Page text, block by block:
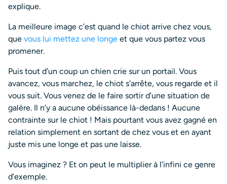
explique.
La meilleure image c’est quand le chiot arrive chez vous,
que vous lui mettez une longe et que vous partez vous
promener.
Puis tout d’un coup un chien crie sur un portail. Vous
avancez, vous marchez, le chiot s’arrête, vous regarde et il
vous suit. Vous venez de le faire sortir d’une situation de
galère. Il n’y a aucune obéissance là-dedans ! Aucune
contrainte sur le chiot ! Mais pourtant vous avez gagné en
relation simplement en sortant de chez vous et en ayant
juste mis une longe et pas une laisse.
Vous imaginez ? Et on peut le multiplier à l’infini ce genre
d’exemple.